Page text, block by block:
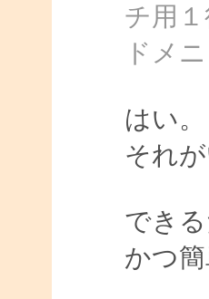
チ用
ドメ
はい。
それが
でき
かつ